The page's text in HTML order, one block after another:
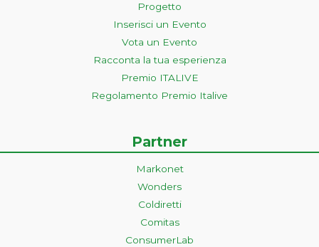
Progetto
Inserisci un Evento
Vota un Evento
Racconta la tua esperienza
Premio ITALIVE
Regolamento Premio Italive
Partner
Markonet
Wonders
Coldiretti
Comitas
ConsumerLab